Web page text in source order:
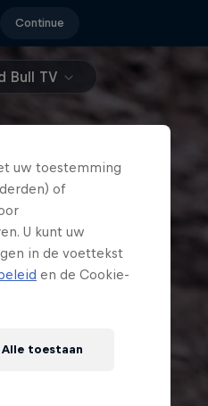
Continue
Bull TV
uw toestemming
of
U kunt uw
in de voettekst
en de Cookie-
Alle toestaan